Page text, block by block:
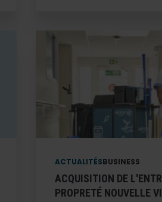
ACTUALITÉSBUSINESS
ACQUISITION DE
PROPRETÉ NOUVELLE